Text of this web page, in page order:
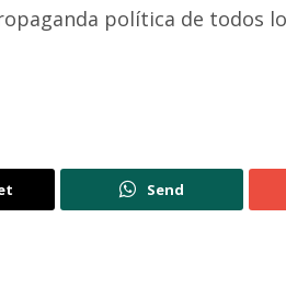
política de todos
Send